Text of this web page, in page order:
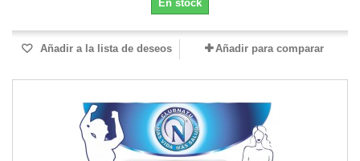
En stock
Añadir a la lista de deseos Añadir para comparar